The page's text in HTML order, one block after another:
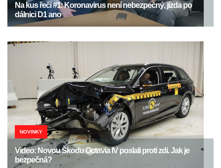
Na kus řeči #1: Koronavirus není nebezpečný, jízda po
dálnici D1 ano
NOVINKY
Video: Novou Škodu Octavia IV poslali proti zdi. Jak je
bezpečná?